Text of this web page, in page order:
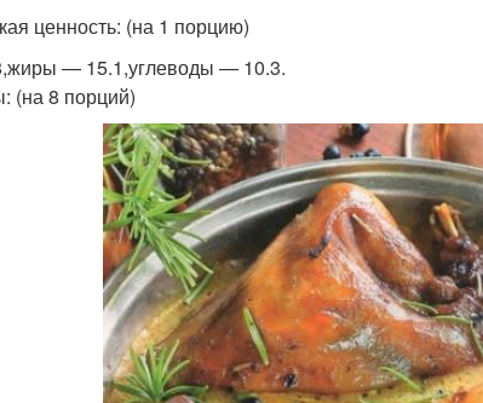
ценность: (на 1 порцию)
— 15.1,углеводы — 10.3.
(на 8 порций)